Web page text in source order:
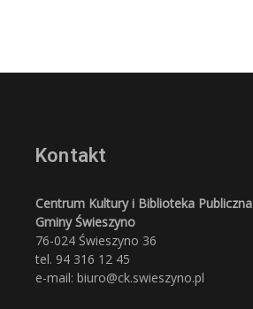
Kontakt
Centrum Kultury i Biblioteka Publiczna
Gminy Świeszyno
76-024 Świeszyno 36
tel. 94 316 12 45
e-mail: biuro@ck.swieszyno.pl